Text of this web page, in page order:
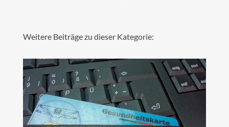
Weitere Beiträge zu dieser Kategorie: